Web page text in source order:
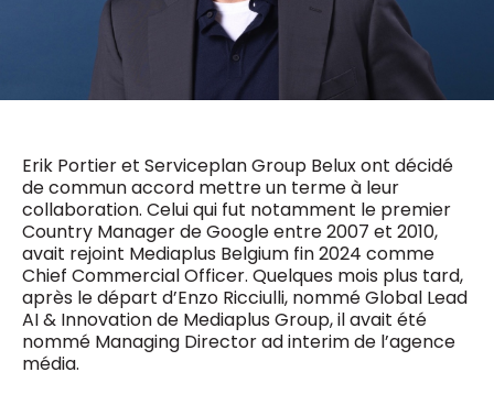
Erik Portier et Serviceplan Group Belux ont décidé
de commun accord mettre un terme à leur
collaboration. Celui qui fut notamment le premier
Country Manager de Google entre 2007 et 2010,
avait rejoint Mediaplus Belgium fin 2024 comme
Chief Commercial Officer. Quelques mois plus tard,
après le départ d’Enzo Ricciulli, nommé Global Lead
AI & Innovation de Mediaplus Group, il avait été
nommé Managing Director ad interim de l’agence
média.
0498 88 64 89
f.bouchar@mm.be
Chief Editor
g.byl@mm.be
Chief Editor
Damien Lemaire
0477 37 31 65
d.lemaire@mm.be
VALIDER
NOTRE CONTENU DIGITAL :
Daily
access
5 x week
MM e - News
1 x week
MM Brunch
1 x week
MM Tech
10 x year
MM Best of
Research
10 x year
MM Blue
4 x year
MM Magazine
(digital)